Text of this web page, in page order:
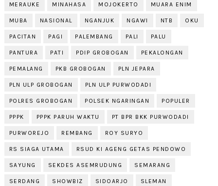
MERAUKE MINAHASA MOJOKERTO MUARA ENIM
MUBA NASIONAL NGANJUK NGAWI NTB OKU
PACITAN PAGI PALEMBANG PALI PALU
PANTURA PATI PDIP GROBOGAN PEKALONGAN
PEMALANG PKB GROBOGAN PLN JEPARA
PLN ULP GROBOGAN PLN ULP PURWODADI
POLRES GROBOGAN POLSEK NGARINGAN POPULER
PPPK PPPK PARUH WAKTU PT BPR BKK PURWODADI
PURWOREJO REMBANG ROY SURYO
RS SIAGA UTAMA RSUD KI AGENG GETAS PENDOWO
SAYUNG SEKDES ASEMRUDUNG SEMARANG
SERDANG SHOWBIZ SIDOARJO SLEMAN